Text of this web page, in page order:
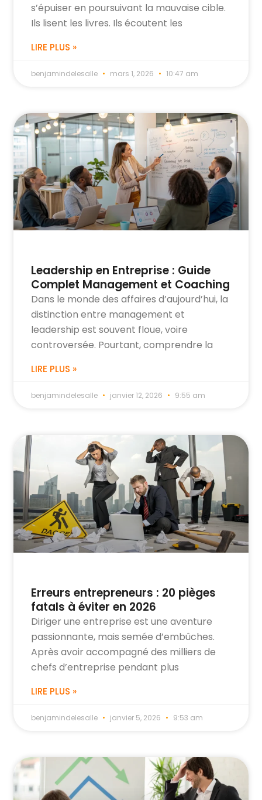
s’épuiser en poursuivant la mauvaise cible.
Ils lisent les livres. Ils écoutent les
LIRE PLUS »
benjamindelesalle mars 1, 2026 10:47 am
Leadership en Entreprise : Guide
Complet Management et Coaching
Dans le monde des affaires d’aujourd’hui, la
distinction entre management et
leadership est souvent floue, voire
controversée. Pourtant, comprendre la
LIRE PLUS »
benjamindelesalle janvier 12, 2026 9:55 am
Erreurs entrepreneurs : 20 pièges
fatals à éviter en 2026
Diriger une entreprise est une aventure
passionnante, mais semée d’embûches.
Après avoir accompagné des milliers de
chefs d’entreprise pendant plus
LIRE PLUS »
benjamindelesalle janvier 5, 2026 9:53 am